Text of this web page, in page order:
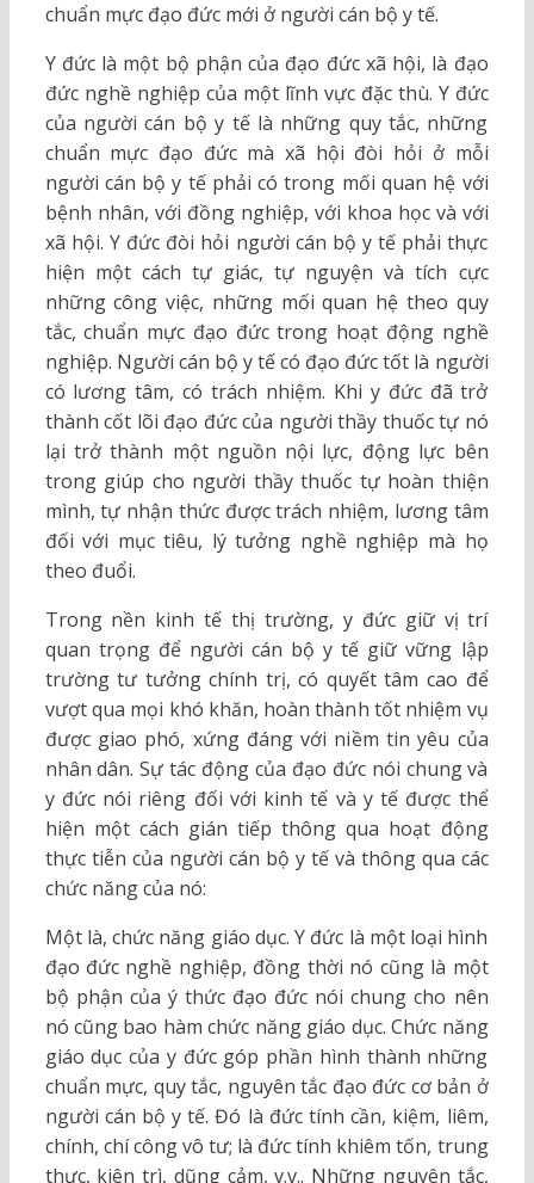
chuẩn mực đạo đức mới ở người cán bộ y tế.
Y đức là một bộ phận của đạo đức xã hội, là đạo
đức nghề nghiệp của một lĩnh vực đặc thù. Y đức
của người cán bộ y tế là những quy tắc, những
chuẩn mực đạo đức mà xã hội đòi hỏi ở mỗi
người cán bộ y tế phải có trong mối quan hệ với
bệnh nhân, với đồng nghiệp, với khoa học và với
xã hội. Y đức đòi hỏi người cán bộ y tế phải thực
hiện một cách tự giác, tự nguyện và tích cực
những công việc, những mối quan hệ theo quy
tắc, chuẩn mực đạo đức trong hoạt động nghề
nghiệp. Người cán bộ y tế có đạo đức tốt là người
có lương tâm, có trách nhiệm. Khi y đức đã trở
thành cốt lõi đạo đức của người thầy thuốc tự nó
lại trở thành một nguồn nội lực, động lực bên
trong giúp cho người thầy thuốc tự hoàn thiện
mình, tự nhận thức được trách nhiệm, lương tâm
đối với mục tiêu, lý tưởng nghề nghiệp mà họ
theo đuổi.
Trong nền kinh tế thị trường, y đức giữ vị trí
quan trọng để người cán bộ y tế giữ vững lập
trường tư tưởng chính trị, có quyết tâm cao để
vượt qua mọi khó khăn, hoàn thành tốt nhiệm vụ
được giao phó, xứng đáng với niềm tin yêu của
nhân dân. Sự tác động của đạo đức nói chung và
y đức nói riêng đối với kinh tế và y tế được thể
hiện một cách gián tiếp thông qua hoạt động
thực tiễn của người cán bộ y tế và thông qua các
chức năng của nó:
Một là, chức năng giáo dục. Y đức là một loại hình
đạo đức nghề nghiệp, đồng thời nó cũng là một
bộ phận của ý thức đạo đức nói chung cho nên
nó cũng bao hàm chức năng giáo dục. Chức năng
giáo dục của y đức góp phần hình thành những
chuẩn mực, quy tắc, nguyên tắc đạo đức cơ bản ở
người cán bộ y tế. Đó là đức tính cần, kiệm, liêm,
chính, chí công vô tư; là đức tính khiêm tốn, trung
thực, kiên trì, dũng cảm, v.v.. Những nguyên tắc,